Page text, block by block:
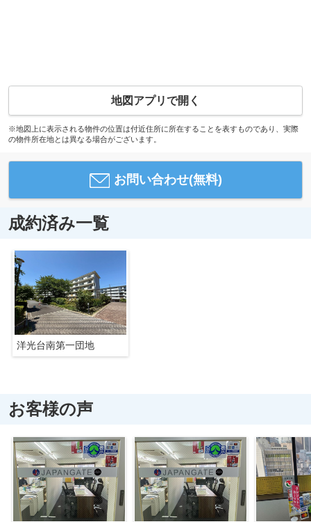
地図アプリで開く
※地図上に表示される物件の位置は付近住所に所在することを表すものであり、実際
の物件所在地とは異なる場合がございます。
お問い合わせ(無料)
成約済み一覧
洋光台南第一団地
お客様の声